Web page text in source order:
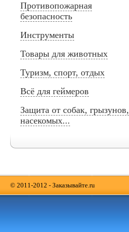
Противопожарная
безопасность
Инструменты
Товары для животных
Туризм, спорт, отдых
Всё для геймеров
Защита от собак, грызунов,
насекомых...
© 2011-2012 - Заказывайте.ru